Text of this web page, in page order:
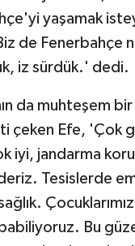
yaşamak
de Fenerbahçe
iz sürdük.' dedi.
da muhteşem
çeken Efe, 'Çok
iyi, jandarma
Tesislerde
Bu